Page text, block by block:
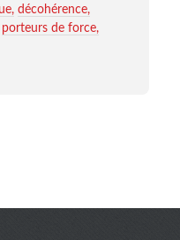
décohérence
porteurs de force